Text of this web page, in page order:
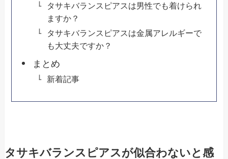
タサキバランスピアスは男性でも着けられ
ますか？
タサキバランスピアスは金属アレルギーで
も大丈夫ですか？
まとめ
新着記事
タサキバランスピアスが似合わないと感